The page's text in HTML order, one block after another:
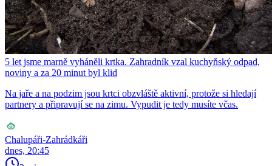
5 let jsme marně vyháněli krtka. Zahradník vzal kuchyňský odpad,
noviny a za 20 minut byl klid
Na jaře a na podzim jsou krtci obzvláště aktivní, protože si hledají
partnery a připravují se na zimu. Vypudit je tedy musíte včas.
Chalupáři-Zahrádkáři
dnes, 20:45